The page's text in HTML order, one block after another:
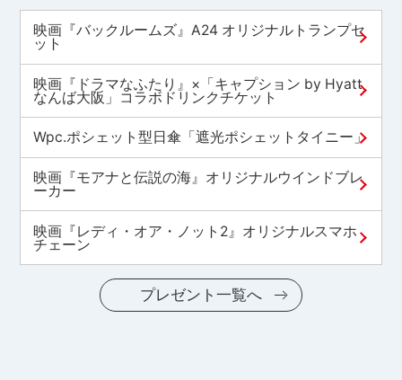
映画『バックルームズ』A24 オリジナルトランプセ
ット
映画『ドラマなふたり』×「キャプション by Hyatt
なんば大阪」コラボドリンクチケット
Wpc.ポシェット型日傘「遮光ポシェットタイニー」
映画『モアナと伝説の海』オリジナルウインドブレ
ーカー
映画『レディ・オア・ノット2』オリジナルスマホ
チェーン
プレゼント一覧へ